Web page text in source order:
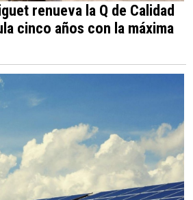
renueva la Q de Calidad
cinco años con la máxima